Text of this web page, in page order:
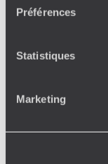
Préférences
Statistiques
Marketing